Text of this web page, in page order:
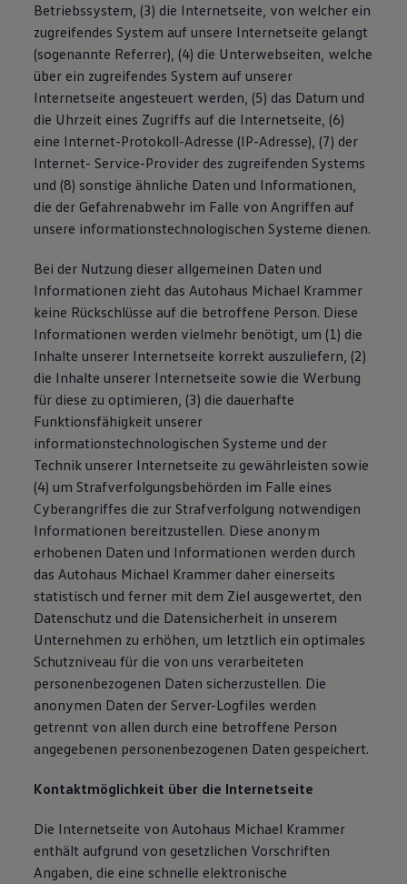
Betriebssystem, (3) die Internetseite, von welcher ein
zugreifendes System auf unsere Internetseite gelangt
(sogenannte Referrer), (4) die Unterwebseiten, welche
über ein zugreifendes System auf unserer
Internetseite angesteuert werden, (5) das Datum und
die Uhrzeit eines Zugriffs auf die Internetseite, (6)
eine Internet-Protokoll-Adresse (IP-Adresse), (7) der
Internet- Service-Provider des zugreifenden Systems
und (8) sonstige ähnliche Daten und Informationen,
die der Gefahrenabwehr im Falle von Angriffen auf
unsere informationstechnologischen Systeme dienen.
Bei der Nutzung dieser allgemeinen Daten und
Informationen zieht das Autohaus Michael Krammer
keine Rückschlüsse auf die betroffene Person. Diese
Informationen werden vielmehr benötigt, um (1) die
Inhalte unserer Internetseite korrekt auszuliefern, (2)
die Inhalte unserer Internetseite sowie die Werbung
für diese zu optimieren, (3) die dauerhafte
Funktionsfähigkeit unserer
informationstechnologischen Systeme und der
Technik unserer Internetseite zu gewährleisten sowie
(4) um Strafverfolgungsbehörden im Falle eines
Cyberangriffes die zur Strafverfolgung notwendigen
Informationen bereitzustellen. Diese anonym
erhobenen Daten und Informationen werden durch
das Autohaus Michael Krammer daher einerseits
statistisch und ferner mit dem Ziel ausgewertet, den
Datenschutz und die Datensicherheit in unserem
Unternehmen zu erhöhen, um letztlich ein optimales
Schutzniveau für die von uns verarbeiteten
personenbezogenen Daten sicherzustellen. Die
anonymen Daten der Server-Logfiles werden
getrennt von allen durch eine betroffene Person
angegebenen personenbezogenen Daten gespeichert.
Kontaktmöglichkeit über die Internetseite
Die Internetseite von Autohaus Michael Krammer
enthält aufgrund von gesetzlichen Vorschriften
Angaben, die eine schnelle elektronische